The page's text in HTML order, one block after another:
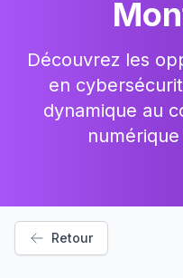
Découvrez les
en
dynamique au
Retour